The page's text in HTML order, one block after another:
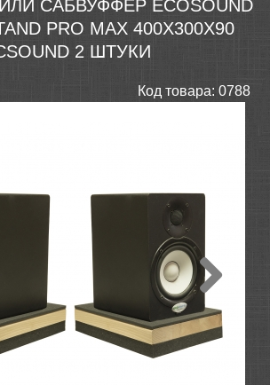
САБВУФФЕР ECOSOUND
PRO MAX 400X300X90
2 ШТУКИ
Код товара: 0788